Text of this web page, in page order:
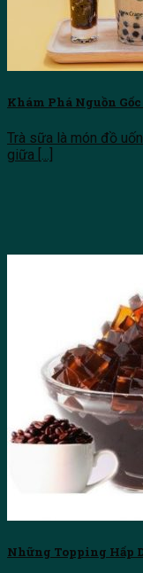
Khám Phá Nguồn
Trà sữa là món đồ
giữa [...]
Những Topping Hấp